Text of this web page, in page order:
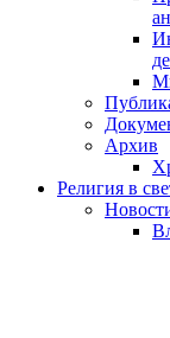
Архив
Религия в